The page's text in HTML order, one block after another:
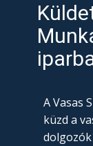
A Vasas
küzd a